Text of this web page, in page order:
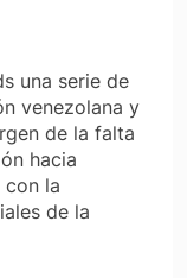
una serie de
venezolana y
de la falta
hacia
la
de la